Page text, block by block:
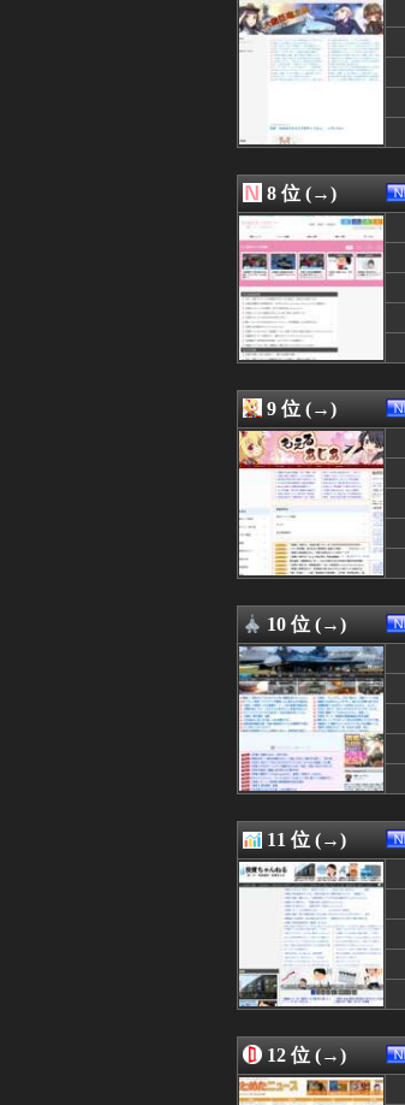
08/07 00:00
08/07 00:00
08/07 00:00
08/06 23:59
08/06 23:55
08/06 23:51
08/06 23:38
08/06 23:34
08/06 23:29
08/06 23:18
08/06 23:12
08/06 23:10
08/06 23:10
08/06 23:08
08/06 23:08
08/06 23:02
08/06 23:01
08/06 23:00
08/06 23:00
08/06 23:00
08/06 23:00
08/06 23:00
08/06 22:55
08/06 22:52
08/06 22:40
08/06 22:36
08/06 22:33
08/06 22:33
08/06 22:30
08/06 22:29
08/06 22:21
08/06 22:13
08/06 22:13
08/06 22:12
08/06 22:11
08/06 22:10
08/06 22:09
08/06 22:08
08/06 22:07
08/06 22:05
08/06 22:05
08/06 22:03
08/06 22:00
08/06 22:00
08/06 22:00
8 位 (→)
9 位 (→)
10 位 (→)
11 位 (→)
12 位 (→)